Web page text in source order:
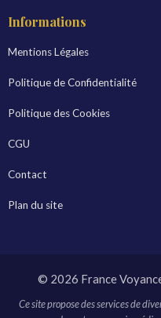
Informations
Mentions Légales
Politique de Confidentialité
Politique des Cookies
CGU
Contact
Plan du site
© 2026 France
Ce site propose des services de